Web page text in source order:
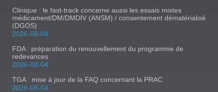
Clinique : le fast-track concerne aussi les essais mixtes
médicament/DM/DMDIV (ANSM) / consentement dématérialisé
(DGOS)
2026-08-04
FDA : préparation du renouvellement du programme de
redevances
2026-08-04
TGA : mise à jour de la FAQ concernant la PRAC
2026-08-04